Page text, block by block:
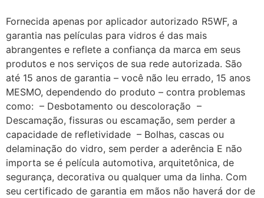
Fornecida apenas por aplicador autorizado R5WF, a
garantia nas películas para vidros é das mais
abrangentes e reflete a confiança da marca em seus
produtos e nos serviços de sua rede autorizada. São
até 15 anos de garantia – você não leu errado, 15 anos
MESMO, dependendo do produto – contra problemas
como: – Desbotamento ou descoloração –
Descamação, fissuras ou escamação, sem perder a
capacidade de refletividade – Bolhas, cascas ou
delaminação do vidro, sem perder a aderência E não
importa se é película automotiva, arquitetônica, de
segurança, decorativa ou qualquer uma da linha. Com
seu certificado de garantia em mãos não haverá dor de